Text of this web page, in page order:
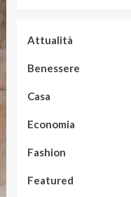
Attualità
Benessere
Casa
Economia
Fashion
Featured